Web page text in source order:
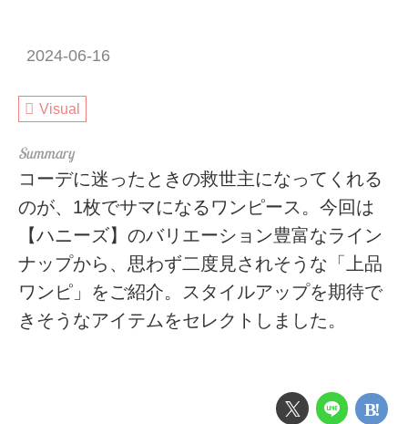
2024-06-16
Visual
コーデに迷ったときの救世主になってくれる
のが、1枚でサマになるワンピース。今回は
【ハニーズ】のバリエーション豊富なライン
ナップから、思わず二度見されそうな「上品
ワンピ」をご紹介。スタイルアップを期待で
きそうなアイテムをセレクトしました。